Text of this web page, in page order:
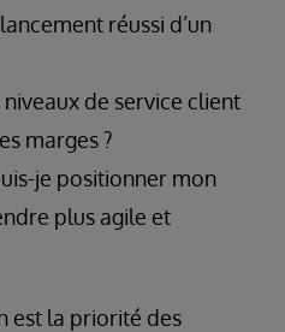
réussi d’un
de service client
marges ?
je positionner mon
plus agile et
est la priorité des